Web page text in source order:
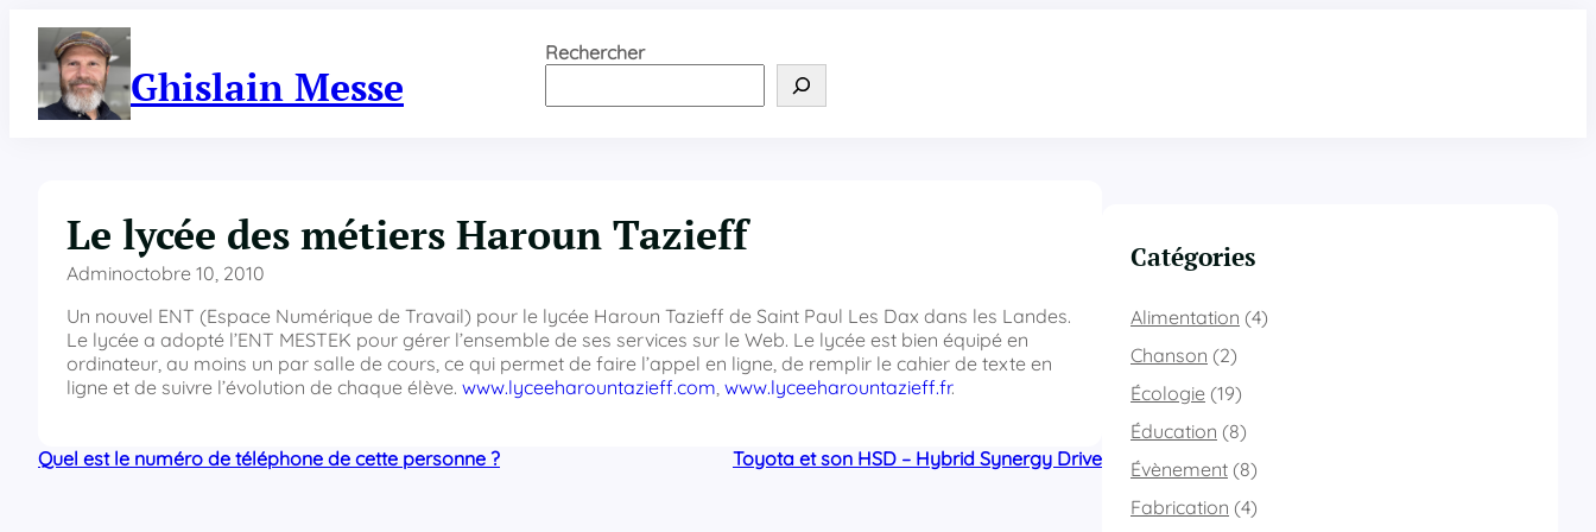
contenu
Ghislain Messe
Rechercher
Le lycée des métiers Haroun Tazieff
Adminoctobre 10, 2010
Un nouvel ENT (Espace Numérique de Travail) pour le lycée Haroun Tazieff de Saint Paul Les Dax dans les Landes.
Le lycée a adopté l’ENT MESTEK pour gérer l’ensemble de ses services sur le Web. Le lycée est bien équipé en
ordinateur, au moins un par salle de cours, ce qui permet de faire l’appel en ligne, de remplir le cahier de texte en
ligne et de suivre l’évolution de chaque élève. www.lyceeharountazieff.com, www.lyceeharountazieff.fr.
Quel est le numéro de téléphone de cette personne ? Toyota et son HSD – Hybrid Synergy Drive
Catégories
Alimentation (4)
Chanson (2)
Écologie (19)
Éducation (8)
Évènement (8)
Fabrication (4)